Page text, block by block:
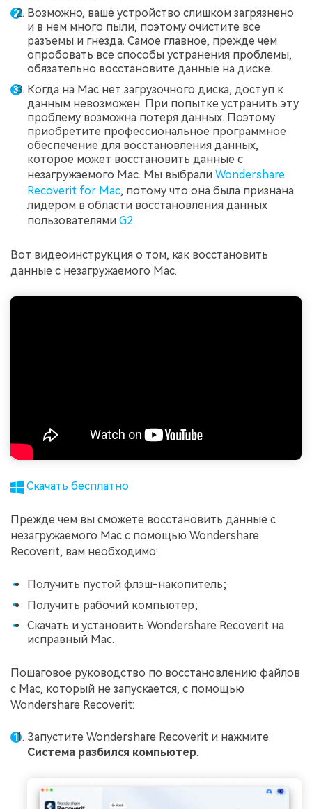
Возможно, ваше устройство слишком загрязнено
и в нем много пыли, поэтому очистите все
разъемы и гнезда. Самое главное, прежде чем
опробовать все способы устранения проблемы,
обязательно восстановите данные на диске.
Когда на Mac нет загрузочного диска, доступ к
данным невозможен. При попытке устранить эту
проблему возможна потеря данных. Поэтому
приобретите профессиональное программное
обеспечение для восстановления данных,
которое может восстановить данные с
незагружаемого Mac. Мы выбрали Wondershare
Recoverit for Mac, потому что она была признана
лидером в области восстановления данных
пользователями G2.
Вот видеоинструкция о том, как восстановить
данные с незагружаемого Mac.
Скачать бесплатно
Прежде чем вы сможете восстановить данные с
незагружаемого Mac с помощью Wondershare
Recoverit, вам необходимо:
Получить пустой флэш-накопитель;
Получить рабочий компьютер;
Скачать и установить Wondershare Recoverit на
исправный Mac.
Пошаговое руководство по восстановлению файлов
с Mac, который не запускается, с помощью
Wondershare Recoverit:
Запустите Wondershare Recoverit и нажмите
Система разбился компьютер.